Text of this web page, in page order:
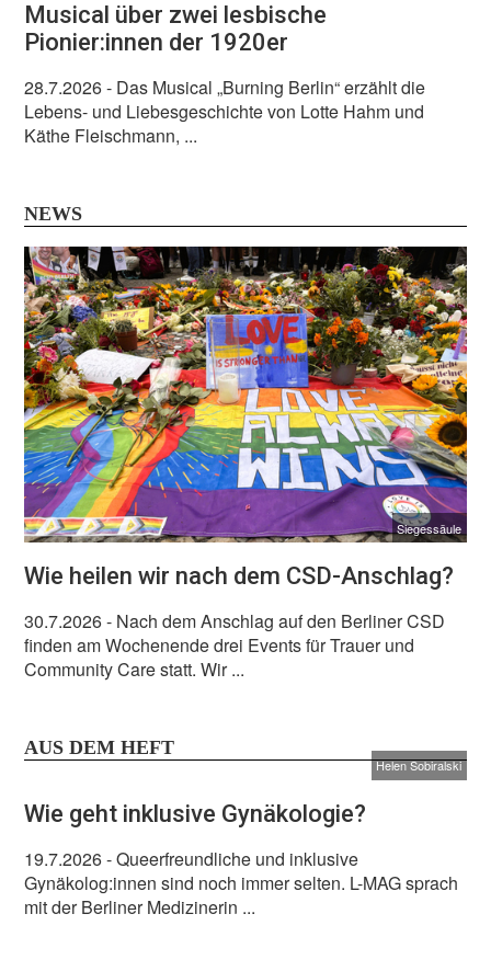
Musical über zwei lesbische
Pionier:innen der 1920er
28.7.2026- Das Musical „Burning Berlin“ erzählt die
Lebens- und Liebesgeschichte von Lotte Hahm und
Käthe Fleischmann, ...
NEWS
Siegessäule
Wie heilen wir nach dem CSD-Anschlag?
30.7.2026- Nach dem Anschlag auf den Berliner CSD
finden am Wochenende drei Events für Trauer und
Community Care statt. Wir ...
AUS DEM HEFT
Helen Sobiralski
Wie geht inklusive Gynäkologie?
19.7.2026- Queerfreundliche und inklusive
Gynäkolog:innen sind noch immer selten. L-MAG sprach
mit der Berliner Medizinerin ...